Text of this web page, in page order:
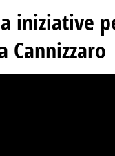
iniziative
Cannizzaro